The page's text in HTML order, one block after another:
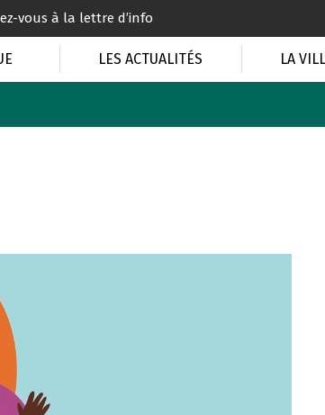
vous à la lettre d’info
LES ACTUALITÉS LA